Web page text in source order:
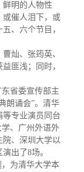
鲜明的人物性
或催人泪下，或
、六个节目，
灿、张筠英、
匪浅；同时，
省委宣传部主
朗诵会”。清华
专业演员同台
、广州外语外
院、深圳大学以
演出了8场。
为清华大学本